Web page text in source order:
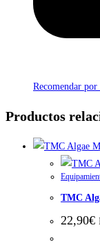
Recomendar
Productos
TMC
22,90€